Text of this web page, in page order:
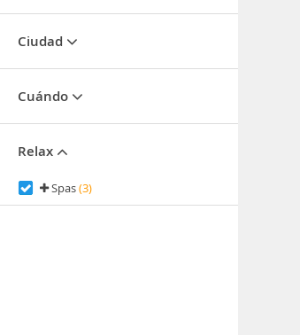
Ciudad
Cuándo
Relax
Spas(3)